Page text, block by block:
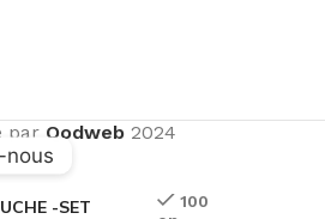
par Qodweb2024
-SET
100
nous